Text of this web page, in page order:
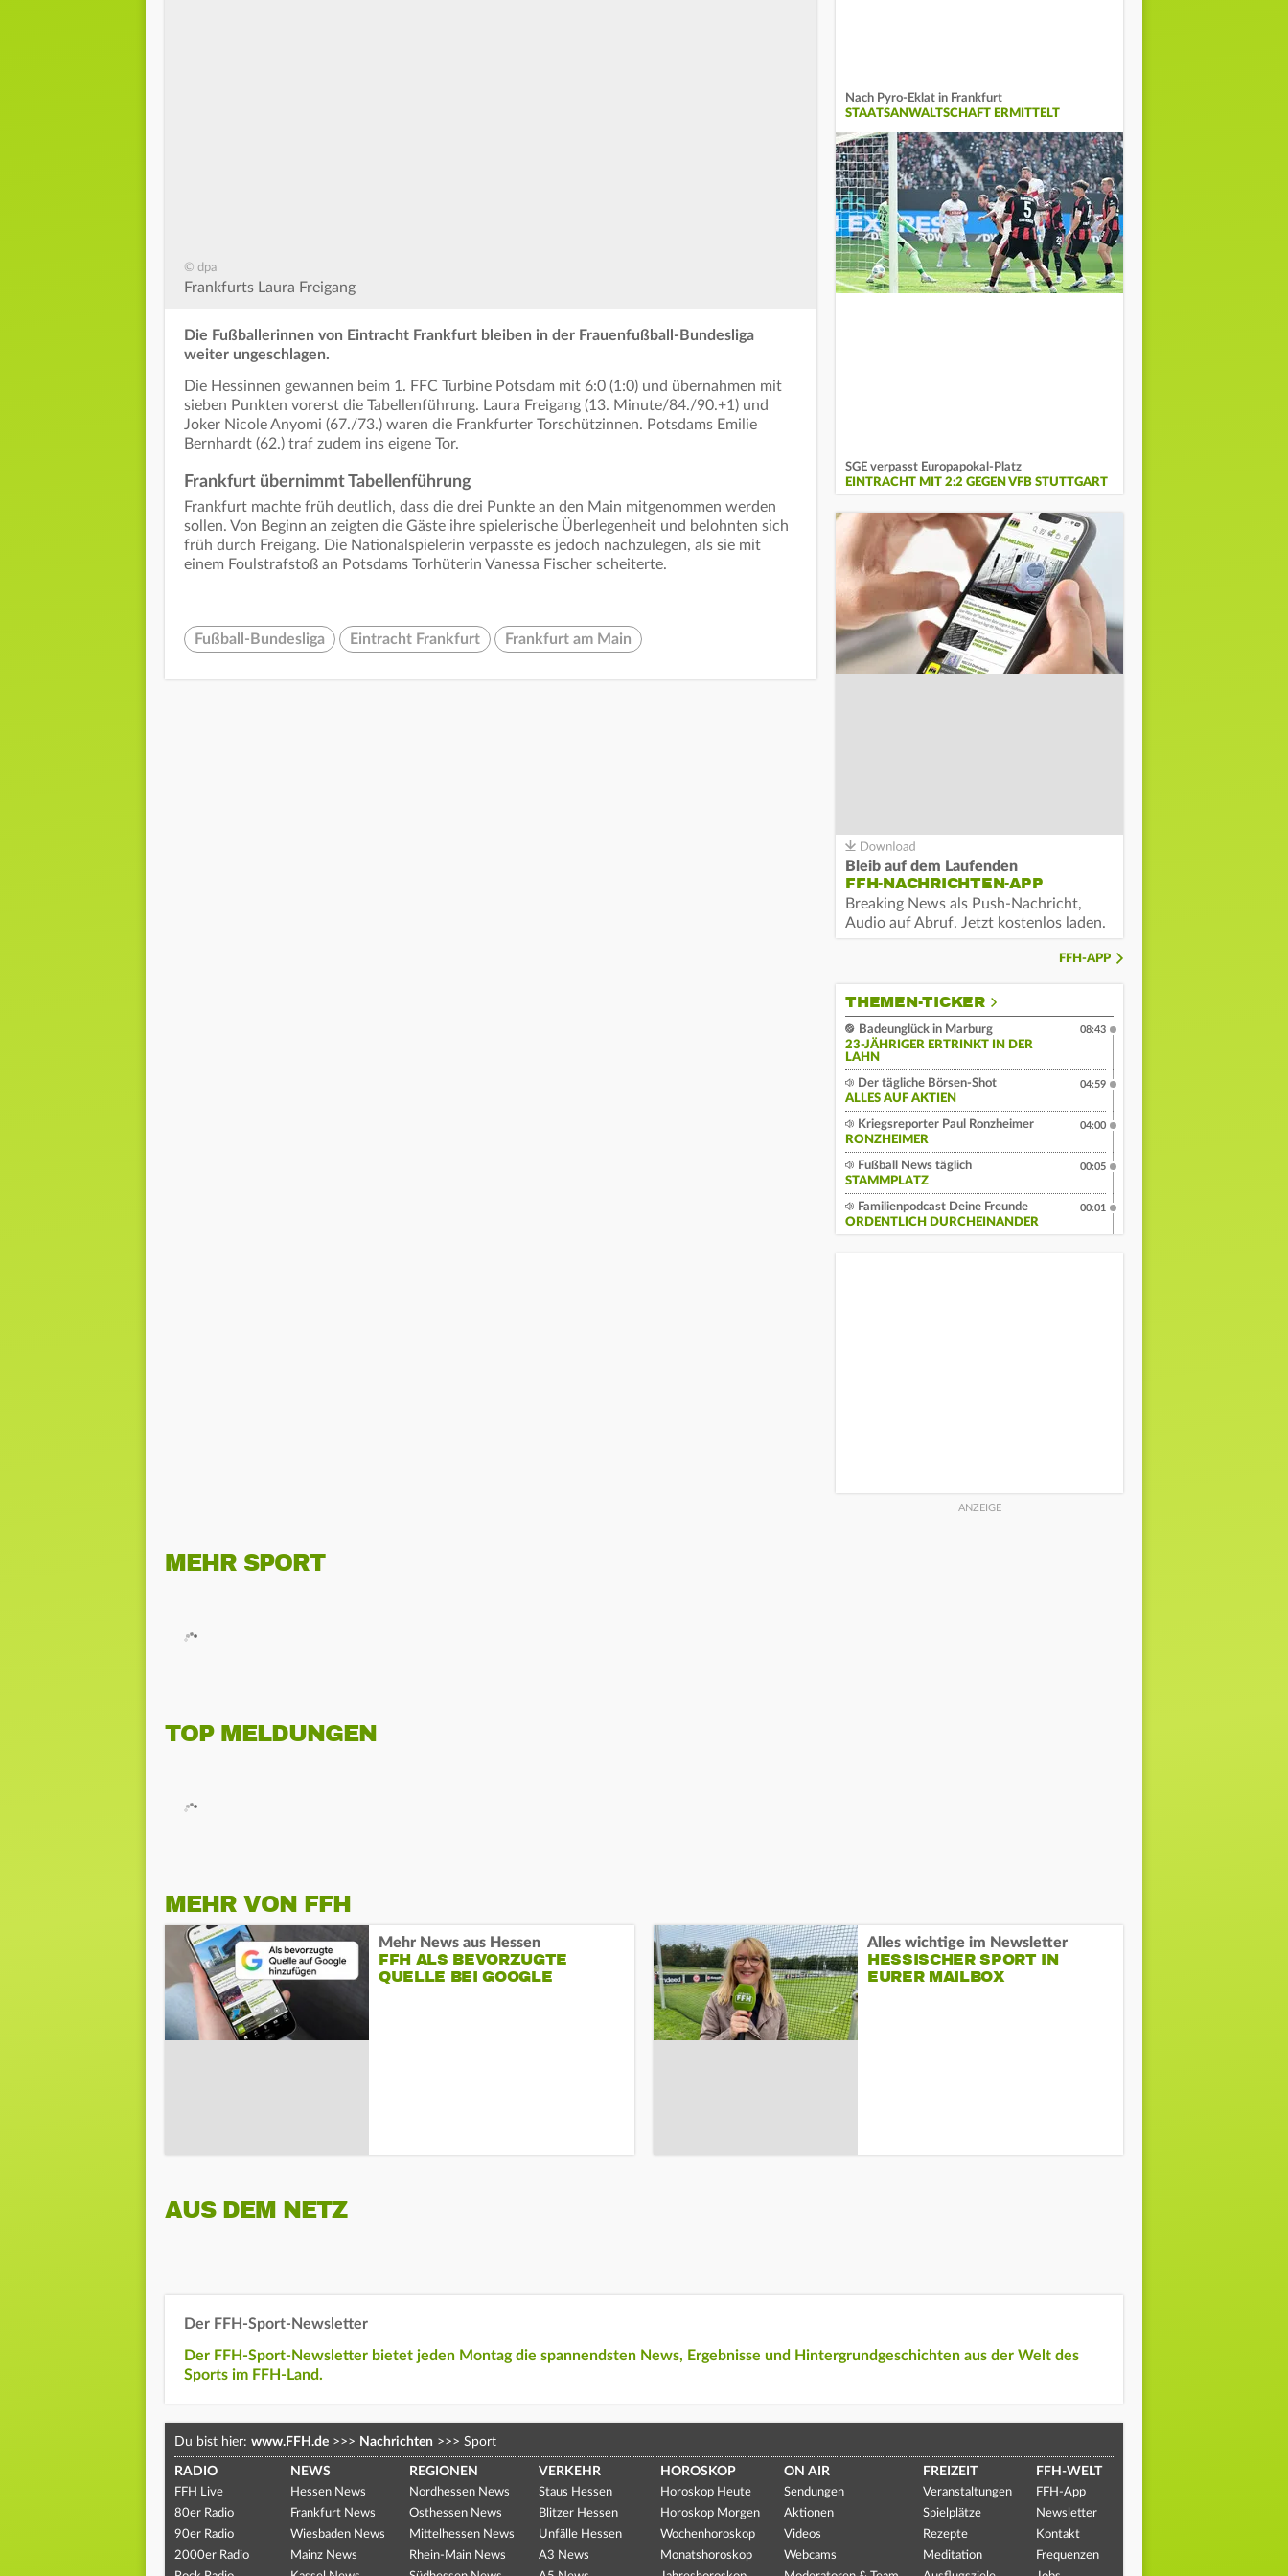
© dpa
Frankfurts Laura Freigang
Die Fußballerinnen von Eintracht Frankfurt bleiben in der Frauenfußball-Bundesliga
weiter ungeschlagen.
Die Hessinnen gewannen beim 1. FFC Turbine Potsdam mit 6:0 (1:0) und übernahmen mit
sieben Punkten vorerst die Tabellenführung. Laura Freigang (13. Minute/84./90.+1) und
Joker Nicole Anyomi (67./73.) waren die Frankfurter Torschützinnen. Potsdams Emilie
Bernhardt (62.) traf zudem ins eigene Tor.
Frankfurt übernimmt Tabellenführung
Frankfurt machte früh deutlich, dass die drei Punkte an den Main mitgenommen werden
sollen. Von Beginn an zeigten die Gäste ihre spielerische Überlegenheit und belohnten sich
früh durch Freigang. Die Nationalspielerin verpasste es jedoch nachzulegen, als sie mit
einem Foulstrafstoß an Potsdams Torhüterin Vanessa Fischer scheiterte.
Fußball-Bundesliga Eintracht Frankfurt Frankfurt am Main
Nach Pyro-Eklat in Frankfurt
STAATSANWALTSCHAFT ERMITTELT
SGE verpasst Europapokal-Platz
EINTRACHT MIT 2:2 GEGEN VFB STUTTGART
Bleib auf dem Laufenden
FFH-NACHRICHTEN-APP
Breaking News als Push-Nachricht,
Audio auf Abruf. Jetzt kostenlos laden.
FFH-APP
THEMEN-TICKER
Badeunglück in Marburg
23-JÄHRIGER ERTRINKT IN DER
LAHN
08:43
Der tägliche Börsen-Shot
ALLES AUF AKTIEN
04:59
Kriegsreporter Paul Ronzheimer
RONZHEIMER
04:00
Fußball News täglich
STAMMPLATZ
00:05
Familienpodcast Deine Freunde
ORDENTLICH DURCHEINANDER
00:01
MEHR SPORT
TOP MELDUNGEN
MEHR VON FFH
Mehr News aus Hessen
FFH ALS BEVORZUGTE
QUELLE BEI GOOGLE
Alles wichtige im Newsletter
HESSISCHER SPORT IN
EURER MAILBOX
AUS DEM NETZ
Der FFH-Sport-Newsletter
Der FFH-Sport-Newsletter bietet jeden Montag die spannendsten News, Ergebnisse und Hintergrundgeschichten aus der Welt des
Sports im FFH-Land.
Du bist hier: www.FFH.de >>> Nachrichten >>> Sport
RADIO
FFH Live
80er Radio
90er Radio
2000er Radio
NEWS
Hessen News
Frankfurt News
Wiesbaden News
Mainz News
REGIONEN
Nordhessen News
Osthessen News
Mittelhessen News
Rhein-Main News
VERKEHR
Staus Hessen
Blitzer Hessen
Unfälle Hessen
A3 News
HOROSKOP
Horoskop Heute
Horoskop Morgen
Wochenhoroskop
Monatshoroskop
ON AIR
Sendungen
Aktionen
Videos
Webcams
FREIZEIT
Veranstaltungen
Spielplätze
Rezepte
Meditation
FFH-WELT
FFH-App
Newsletter
Kontakt
Frequenzen